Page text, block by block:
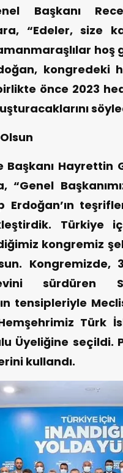
Başkanı
“Edeler, size
hoş
kongredeki
önce 2023
Başkanı
“Genel
Erdoğan’ın
Türkiye
kongremiz
Kongremizde,
sürdüren
tensipleriyle
Türk
Üyeliğine seçildi.
kullandı.